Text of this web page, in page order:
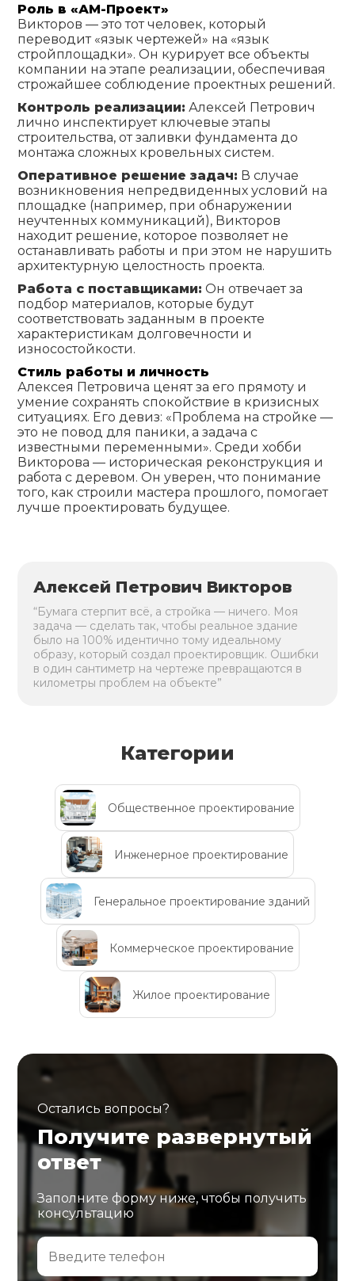
Роль в «АМ-Проект»
Викторов — это тот человек, который
переводит «язык чертежей» на «язык
стройплощадки». Он курирует все объекты
компании на этапе реализации, обеспечивая
строжайшее соблюдение проектных решений.
Контроль реализации: Алексей Петрович
лично инспектирует ключевые этапы
строительства, от заливки фундамента до
монтажа сложных кровельных систем.
Оперативное решение задач: В случае
возникновения непредвиденных условий на
площадке (например, при обнаружении
неучтенных коммуникаций), Викторов
находит решение, которое позволяет не
останавливать работы и при этом не нарушить
архитектурную целостность проекта.
Работа с поставщиками: Он отвечает за
подбор материалов, которые будут
соответствовать заданным в проекте
характеристикам долговечности и
износостойкости.
Стиль работы и личность
Алексея Петровича ценят за его прямоту и
умение сохранять спокойствие в кризисных
ситуациях. Его девиз: «Проблема на стройке —
это не повод для паники, а задача с
известными переменными». Среди хобби
Викторова — историческая реконструкция и
работа с деревом. Он уверен, что понимание
того, как строили мастера прошлого, помогает
лучше проектировать будущее.
Алексей Петрович Викторов
“Бумага стерпит всё, а стройка — ничего. Моя
задача — сделать так, чтобы реальное здание
было на 100% идентично тому идеальному
образу, который создал проектировщик. Ошибки
в один сантиметр на чертеже превращаются в
километры проблем на объекте”
Категории
Общественное проектирование
Инженерное проектирование
Генеральное проектирование зданий
Коммерческое проектирование
Жилое проектирование
Остались вопросы?
Получите развернутый
ответ
Заполните форму ниже, чтобы получить
консультацию